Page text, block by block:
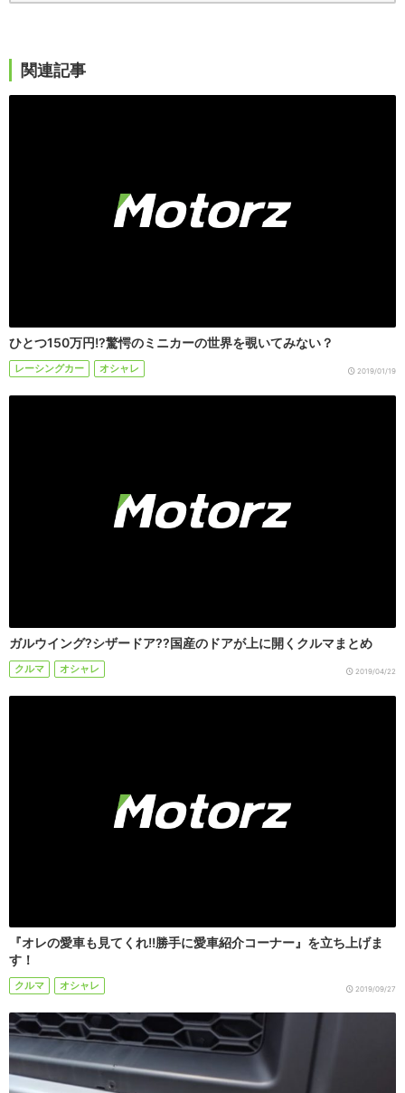
関連記事
ひとつ150万円!?驚愕のミニカーの世界を覗いてみない？
レーシングカー オシャレ 2019/01/19
ガルウイング?シザードア??国産のドアが上に開くクルマまとめ
クルマ オシャレ 2019/04/22
『オレの愛車も見てくれ!!勝手に愛車紹介コーナー』を立ち上げま
す！
クルマ オシャレ 2019/09/27